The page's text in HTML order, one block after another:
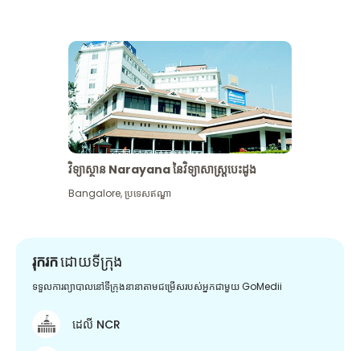
វិទ្យាស្ថាន Narayana នៃវិទ្យាសាស្រ្តបេះដូង
Bangalore,ប្រទេសឥណ្ឌា
រុករកដោយទីក្រុង
ទទួលការព្យាបាលនៅទីក្រុងនានាតាមជម្រើសរបស់អ្នកជាមួយ GoMedii
ដេលី NCR